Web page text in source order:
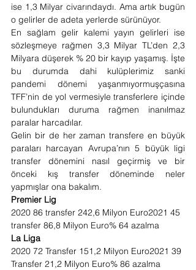
ise 1,3 Milyar civarındaydı. Ama artık bugün
o gelirler de adeta yerlerde sürünüyor.
En sağlam gelir kalemi yayın gelirleri ise
sözleşmeye rağmen 3,3 Milyar TL’den 2,3
Milyara düşerek % 20 bir kayıp yaşamış. İşte
bu durumda dahi kulüplerimiz sanki
pandemi dönemi yaşanmıyormuşçasına
TFF’nin de yol vermesiyle transferlere içinde
bulundukları duruma rağmen inanılmaz
paralar harcadılar.
Gelin bir de her zaman transfere en büyük
paraları harcayan Avrupa’nın 5 büyük ligi
transfer dönemini nasıl geçirmiş ve bir
önceki kış transfer döneminde neler
yapmışlar ona bakalım.
Premier Lig
2020 86 transfer 242,6 Milyon Euro2021 45
transfer 86,8 Milyon Euro% 64 azalma
La Liga
2020 72 Transfer 151,2 Milyon Euro2021 39
Transfer 21,2 Milyon Euro% 86 azalma